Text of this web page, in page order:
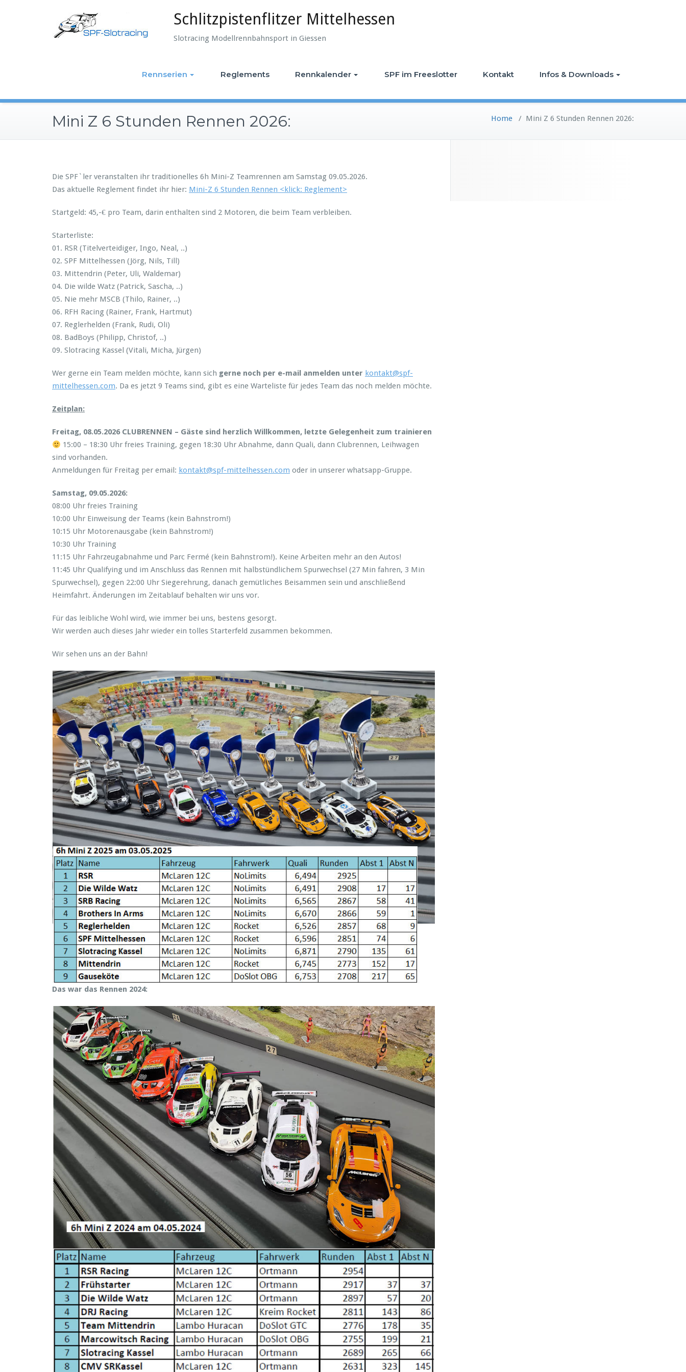
Schlitzpistenflitzer Mittelhessen
Slotracing Modellrennbahnsport in Giessen
Rennserien Reglements Rennkalender SPF im Freeslotter Kontakt Infos & Downloads
Mini Z 6 Stunden Rennen 2026: Home / Mini Z 6 Stunden Rennen 2026:
Die SPF`ler veranstalten ihr traditionelles 6h Mini-Z Teamrennen am Samstag 09.05.2026.
Das aktuelle Reglement findet ihr hier: Mini-Z 6 Stunden Rennen <klick: Reglement>
Startgeld: 45,-€ pro Team, darin enthalten sind 2 Motoren, die beim Team verbleiben.
Starterliste:
01. RSR (Titelverteidiger, Ingo, Neal, ..)
02. SPF Mittelhessen (Jörg, Nils, Till)
03. Mittendrin (Peter, Uli, Waldemar)
04. Die wilde Watz (Patrick, Sascha, ..)
05. Nie mehr MSCB (Thilo, Rainer, ..)
06. RFH Racing (Rainer, Frank, Hartmut)
07. Reglerhelden (Frank, Rudi, Oli)
08. BadBoys (Philipp, Christof, ..)
09. Slotracing Kassel (Vitali, Micha, Jürgen)
Wer gerne ein Team melden möchte, kann sich gerne noch per e-mail anmelden unter kontakt@spf-
mittelhessen.com. Da es jetzt 9 Teams sind, gibt es eine Warteliste für jedes Team das noch melden möchte.
Zeitplan:
Freitag, 08.05.2026 CLUBRENNEN – Gäste sind herzlich Willkommen, letzte Gelegenheit zum trainieren
15:00 – 18:30 Uhr freies Training, gegen 18:30 Uhr Abnahme, dann Quali, dann Clubrennen, Leihwagen
sind vorhanden.
Anmeldungen für Freitag per email: kontakt@spf-mittelhessen.com oder in unserer whatsapp-Gruppe.
Samstag, 09.05.2026:
08:00 Uhr freies Training
10:00 Uhr Einweisung der Teams (kein Bahnstrom!)
10:15 Uhr Motorenausgabe (kein Bahnstrom!)
10:30 Uhr Training
11:15 Uhr Fahrzeugabnahme und Parc Fermé (kein Bahnstrom!). Keine Arbeiten mehr an den Autos!
11:45 Uhr Qualifying und im Anschluss das Rennen mit halbstündlichem Spurwechsel (27 Min fahren, 3 Min
Spurwechsel), gegen 22:00 Uhr Siegerehrung, danach gemütliches Beisammen sein und anschließend
Heimfahrt. Änderungen im Zeitablauf behalten wir uns vor.
Für das leibliche Wohl wird, wie immer bei uns, bestens gesorgt.
Wir werden auch dieses Jahr wieder ein tolles Starterfeld zusammen bekommen.
Wir sehen uns an der Bahn!
Das war das Rennen 2024: